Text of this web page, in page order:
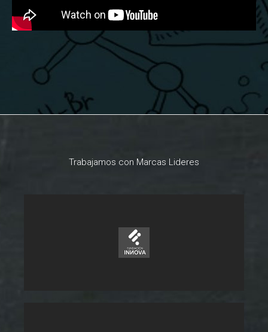
Trabajamos con Marcas Lideres